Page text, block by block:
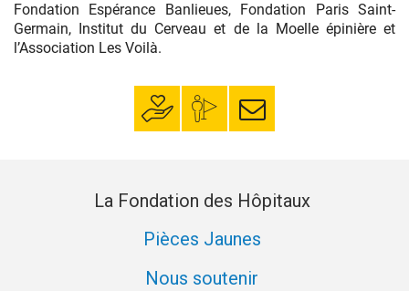
Fondation Espérance Banlieues, Fondation Paris Saint-
Germain, Institut du Cerveau et de la Moelle épinière et
l’Association Les Voilà.
Faire un donMon espace
donateur
S’inscrire à la
newsletter
La Fondation des Hôpitaux
Pièces Jaunes
Nous soutenir